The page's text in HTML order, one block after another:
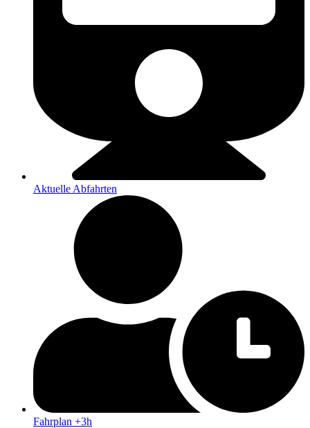
Aktuelle Abfahrten
Fahrplan +3h